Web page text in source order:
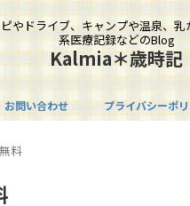
やドライブ、キャンプや温泉、乳
系医療記録などのBlog
Kalmia＊歳時記
お問い合わせ プライバシーポ
料